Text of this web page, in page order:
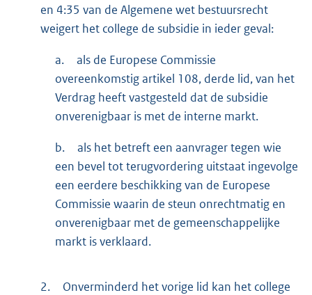
en 4:35 van de Algemene wet bestuursrecht
weigert het college de subsidie in ieder geval:
a.
als de Europese Commissie
overeenkomstig artikel 108, derde lid, van het
Verdrag heeft vastgesteld dat de subsidie
onverenigbaar is met de interne markt.
b.
als het betreft een aanvrager tegen wie
een bevel tot terugvordering uitstaat ingevolge
een eerdere beschikking van de Europese
Commissie waarin de steun onrechtmatig en
onverenigbaar met de gemeenschappelijke
markt is verklaard.
2.
Onverminderd het vorige lid kan het college